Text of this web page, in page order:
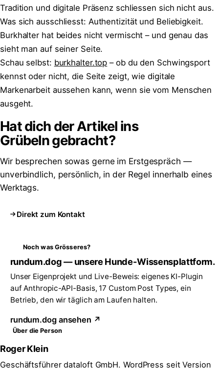
Tradition und digitale Präsenz schliessen sich nicht aus.
Was sich ausschliesst: Authentizität und Beliebigkeit.
Burkhalter hat beides nicht vermischt – und genau das
sieht man auf seiner Seite.
Schau selbst: burkhalter.top – ob du den Schwingsport
kennst oder nicht, die Seite zeigt, wie digitale
Markenarbeit aussehen kann, wenn sie vom Menschen
ausgeht.
Hat dich der Artikel ins
Grübelngebracht?
Wir besprechen sowas gerne im Erstgespräch —
unverbindlich, persönlich, in der Regel innerhalb eines
Werktags.
Direkt zum Kontakt
Noch was Grösseres?
rundum.dog — unsere Hunde-Wissensplattform.
Unser Eigenprojekt und Live-Beweis: eigenes KI-Plugin
auf Anthropic-API-Basis, 17 Custom Post Types, ein
Betrieb, den wir täglich am Laufen halten.
rundum.dog ansehen ↗
Über die Person
Roger Klein
Geschäftsführer dataloft GmbH. WordPress seit Version